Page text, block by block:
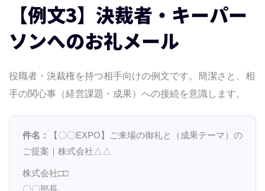
【例文3】決裁者・キーパー
ソンへのお礼メール
役職者・決裁権を持つ相手向けの例文です。簡潔さと、相
手の関心事（経営課題・成果）への接続を意識します。
件名：
【〇〇EXPO】ご来場の御礼と（成果テーマ）の
ご提案｜株式会社△△
株式会社□□